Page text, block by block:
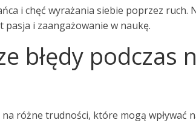
i chęć wyrażania siebie poprzez ruch.
i zaangażowanie w naukę.
błędy podczas
różne trudności, które mogą wpływać